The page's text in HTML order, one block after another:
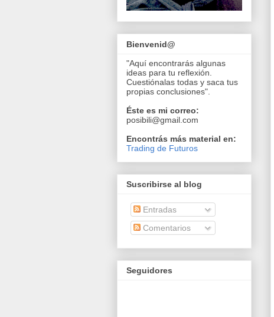
Bienvenid@
"Aquí encontrarás algunas
ideas para tu reflexión.
Cuestiónalas todas y saca tus
propias conclusiones".
Éste es mi correo:
posibili@gmail.com
Encontrás más material en:
Trading de Futuros
Suscribirse al blog
Entradas
Comentarios
Seguidores